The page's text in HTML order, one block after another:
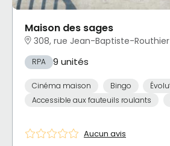
Maison des sages
308, rue Jean-Baptiste-Routhier
RPA 9 unités
Cinéma maison Bingo
Accessible aux fauteuils roulants
Aucun avis